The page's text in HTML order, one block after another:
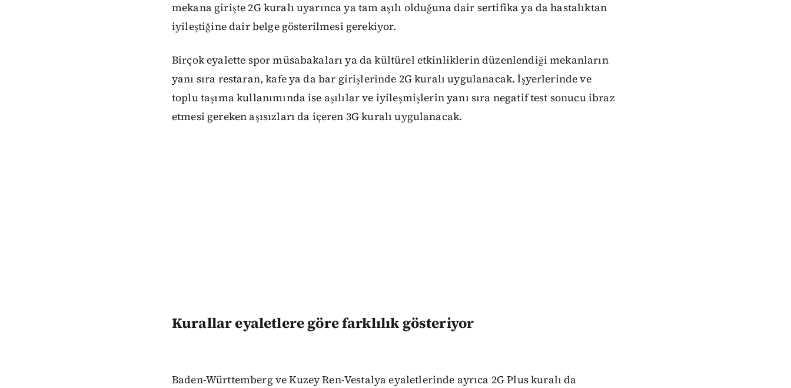
mekana girişte 2G kuralı uyarınca ya tam aşılı olduğuna dair sertifika ya da hastalıktan
iyileştiğine dair belge gösterilmesi gerekiyor.
Birçok eyalette spor müsabakaları ya da kültürel etkinliklerin düzenlendiği mekanların
yanı sıra restaran, kafe ya da bar girişlerinde 2G kuralı uygulanacak. İşyerlerinde ve
toplu taşıma kullanımında ise aşılılar ve iyileşmişlerin yanı sıra negatif test sonucu ibraz
etmesi gereken aşısızları da içeren 3G kuralı uygulanacak.
Kurallar eyaletlere göre farklılık gösteriyor
Baden-Württemberg ve Kuzey Ren-Vestalya eyaletlerinde ayrıca 2G Plus kuralı da